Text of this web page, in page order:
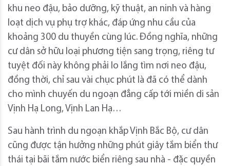
khu neo đậu, bảo dưỡng, kỹ thuật, an ninh và hàng
loạt dịch vụ phụ trợ khác, đáp ứng nhu cầu của
khoảng 300 du thuyền cùng lúc. Đồng nghĩa, những
cư dân sở hữu loại phương tiện sang trọng, riêng tư
tuyệt đối này không phải lo lắng tìm nơi neo đậu,
đồng thời, chỉ sau vài chục phút là đã có thể dành
cho mình chuyến du ngoạn đẳng cấp tới miền di sản
Vịnh Hạ Long, Vịnh Lan Hạ…
Sau hành trình du ngoạn khắp Vịnh Bắc Bộ, cư dân
cũng được tận hưởng những phút giây tắm biển thư
thái tại bãi tắm nước biển riêng sau nhà - đặc quyền